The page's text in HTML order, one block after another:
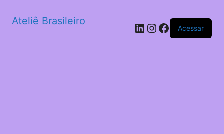
Ateliê Brasileiro LinkedIn
Instagram
Facebook
Acessar